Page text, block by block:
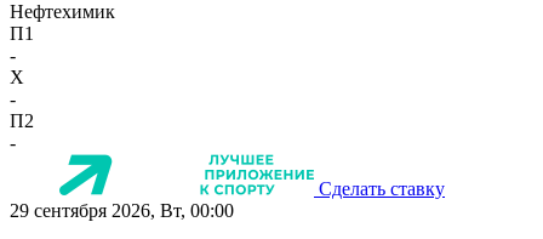
Нефтехимик
П1
-
X
-
П2
-
Сделать ставку
29 сентября 2026, Вт, 00:00